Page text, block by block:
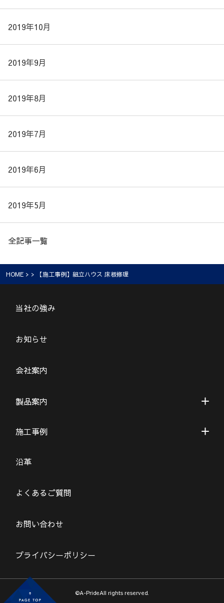
2019年10月
2019年9月
2019年8月
2019年7月
2019年6月
2019年5月
全記事一覧
HOME > > 【施工事例】組立ハウス 床板修理
当社の強み
お知らせ
会社案内
製品案内
施工事例
沿革
よくあるご質問
お問い合わせ
プライバシーポリシー
©A-PrideAll rights reserved.